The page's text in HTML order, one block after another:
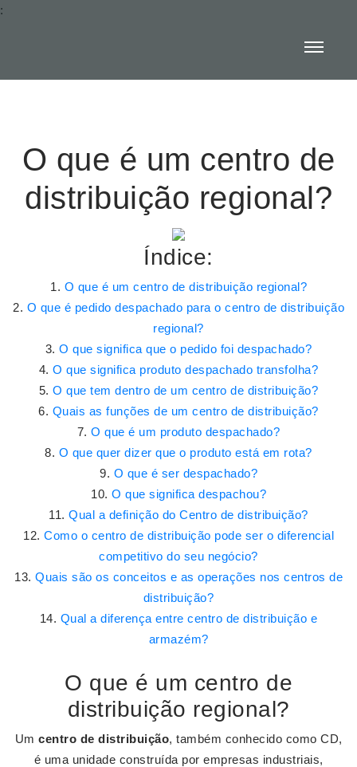
:
O que é um centro de
distribuição regional?
Índice:
O que é um centro de distribuição regional?
O que é pedido despachado para o centro de distribuição
regional?
O que significa que o pedido foi despachado?
O que significa produto despachado transfolha?
O que tem dentro de um centro de distribuição?
Quais as funções de um centro de distribuição?
O que é um produto despachado?
O que quer dizer que o produto está em rota?
O que é ser despachado?
O que significa despachou?
Qual a definição do Centro de distribuição?
Como o centro de distribuição pode ser o diferencial
competitivo do seu negócio?
Quais são os conceitos e as operações nos centros de
distribuição?
Qual a diferença entre centro de distribuição e
armazém?
O que é um centro de
distribuição regional?
Um centro de distribuição, também conhecido como CD,
é uma unidade construída por empresas industriais,